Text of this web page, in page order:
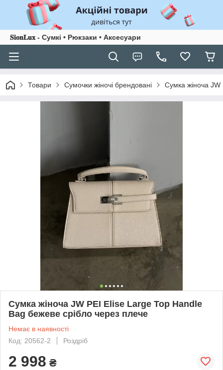
𝐒𝐢𝐨𝐧𝐋𝐮𝐱 - Сумкі • Рюкзаки • Аксесуари
Товари Сумочки жіночі брендовані Сумка жіноча
Сумка жіноча JW PEI Elise Large Top Handle
Bag бежеве срібло через плече
Немає в наявності
Код: 20562-2
Роздріб
2 998 ₴